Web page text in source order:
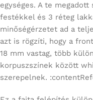
egységes. A te
festékkel és 3 réteg
minőségérzetet ad a
azt is rögzíti, hogy a
18 mm vastag, több
korpuszszínek között
szerepelnek.